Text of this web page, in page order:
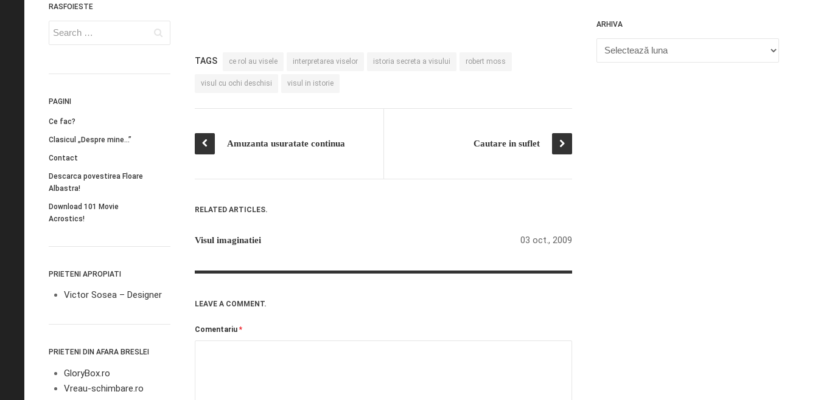
RASFOIESTE
PAGINI
Ce fac?
Clasicul „Despre mine…”
Contact
Descarca povestirea Floare
Albastra!
Download 101 Movie
Acrostics!
PRIETENI APROPIATI
Victor Sosea – Designer
PRIETENI DIN AFARA BRESLEI
GloryBox.ro
Vreau-schimbare.ro
TAGS ce rol au visele interpretarea viselor istoria secreta a visului robert moss
visul cu ochi deschisi visul in istorie
Amuzanta usuratate continua Cautare in suflet
RELATED ARTICLES.
Visul imaginatiei 03 oct., 2009
LEAVE A COMMENT.
Comentariu *
ARHIVA
Arhiva